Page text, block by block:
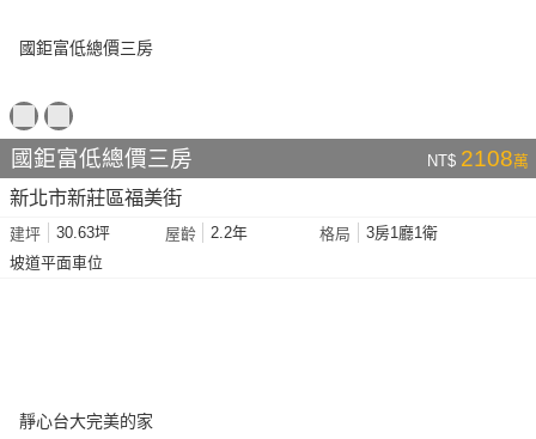
國鉅富低總價三房 NT$ 2108萬
新北市新莊區福美街
建坪 30.63坪 屋齡 2.2年 格局
3房1廳1衛
坡道平面車位